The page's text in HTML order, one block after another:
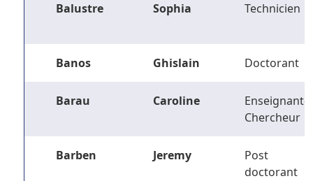
Balustre Sophia Technicien
Banos Ghislain Doctorant
Barau Caroline
Enseignant-
Chercheur
Barben Jeremy
Post
doctorant